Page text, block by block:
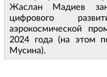
Жаслан Мадиев
цифрового
аэрокосмической
2024 года (на этом
Мусина).